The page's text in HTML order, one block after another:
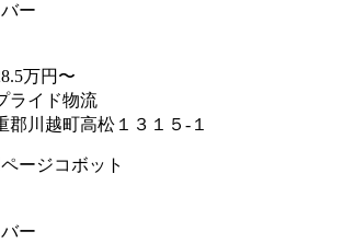
ー
万円〜
ライド物流
郡川越町高松１３１５‐１
ージコボット
ー